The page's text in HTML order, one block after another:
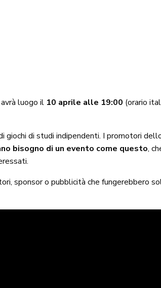
avrà luogo il 10 aprile alle 19:00 (orario
giochi di studi indipendenti. I promotori
bisogno di un evento come questo,
sponsor o pubblicità che fungerebbero